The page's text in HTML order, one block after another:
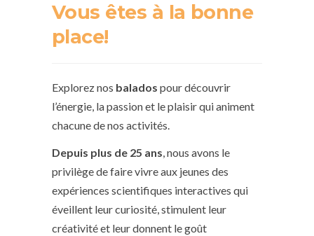
Vous êtes à la bonne
place!
Explorez nos balados pour découvrir
l’énergie, la passion et le plaisir qui animent
chacune de nos activités.
Depuis plus de 25 ans, nous avons le
privilège de faire vivre aux jeunes des
expériences scientifiques interactives qui
éveillent leur curiosité, stimulent leur
créativité et leur donnent le goût